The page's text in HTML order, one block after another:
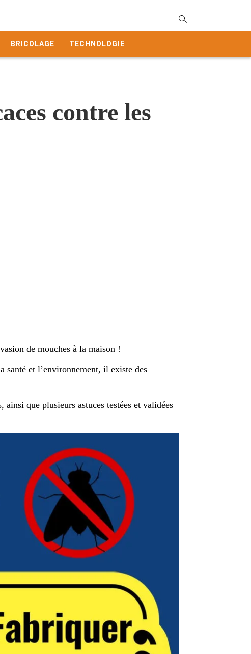
BRICOLAGE TECHNOLOGIE
contre les
de mouches à la maison !
santé et l’environnement, il existe des
ainsi que plusieurs astuces testées et validées